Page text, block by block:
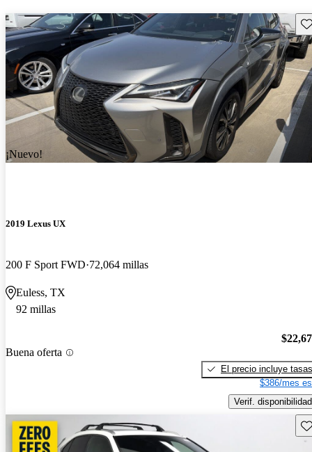
¡Nuevo!
2019 Lexus UX
200 F Sport FWD 72,064 millas
Euless, TX
92 millas
Buena oferta
El precio incluye tasas
$386/mes
Verif. disponibilidad